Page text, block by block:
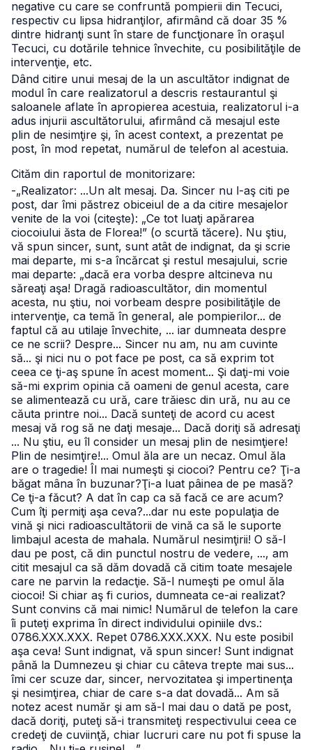
negative cu care se confruntă pompierii din Tecuci,
respectiv cu lipsa hidranţilor, afirmând că doar 35 %
dintre hidranţi sunt în stare de funcţionare în oraşul
Tecuci, cu dotările tehnice învechite, cu posibilităţile de
intervenţie, etc.
Dând citire unui mesaj de la un ascultător indignat de
modul în care realizatorul a descris restaurantul şi
saloanele aflate în apropierea acestuia, realizatorul i-a
adus injurii ascultătorului, afirmând că mesajul este
plin de nesimţire şi, în acest context, a prezentat pe
post, în mod repetat, numărul de telefon al acestuia.
Cităm din raportul de monitorizare:
-„Realizator: ...Un alt mesaj. Da. Sincer nu l-aş citi pe
post, dar îmi păstrez obiceiul de a da citire mesajelor
venite de la voi (citeşte): „Ce tot luaţi apărarea
ciocoiului ăsta de Florea!” (o scurtă tăcere). Nu ştiu,
vă spun sincer, sunt, sunt atât de indignat, da şi scrie
mai departe, mi s-a încărcat şi restul mesajului, scrie
mai departe: „dacă era vorba despre altcineva nu
săreaţi aşa! Dragă radioascultător, din momentul
acesta, nu ştiu, noi vorbeam despre posibilităţile de
intervenţie, ca temă în general, ale pompierilor... de
faptul că au utilaje învechite, ... iar dumneata despre
ce ne scrii? Despre... Sincer nu am, nu am cuvinte
să... şi nici nu o pot face pe post, ca să exprim tot
ceea ce ţi-aş spune în acest moment... Şi daţi-mi voie
să-mi exprim opinia că oameni de genul acesta, care
se alimentează cu ură, care trăiesc din ură, nu au ce
căuta printre noi... Dacă sunteţi de acord cu acest
mesaj vă rog să ne daţi mesaje... Dacă doriţi să adresaţi
... Nu ştiu, eu îl consider un mesaj plin de nesimţiere!
Plin de nesimţire!... Omul ăla are un necaz. Omul ăla
are o tragedie! Îl mai numeşti şi ciocoi? Pentru ce? Ţi-a
băgat mâna în buzunar?Ţi-a luat pâinea de pe masă?
Ce ţi-a făcut? A dat în cap ca să facă ce are acum?
Cum îţi permiţi aşa ceva?...dar nu este populaţia de
vină şi nici radioascultătorii de vină ca să le suporte
limbajul acesta de mahala. Numărul nesimţirii! O să-l
dau pe post, că din punctul nostru de vedere, ..., am
citit mesajul ca să dăm dovadă că citim toate mesajele
care ne parvin la redacţie. Să-l numeşti pe omul ăla
ciocoi! Si chiar aş fi curios, dumneata ce-ai realizat?
Sunt convins că mai nimic! Numărul de telefon la care
îi puteţi exprima în direct individului opiniile dvs.:
0786.XXX.XXX. Repet 0786.XXX.XXX. Nu este posibil
aşa ceva! Sunt indignat, vă spun sincer! Sunt indignat
până la Dumnezeu şi chiar cu câteva trepte mai sus...
îmi cer scuze dar, sincer, nervozitatea şi impertinenţa
şi nesimţirea, chiar de care s-a dat dovadă... Am să
notez acest număr şi am să-l mai dau o dată pe post,
dacă doriţi, puteţi să-i transmiteţi respectivului ceea ce
credeţi de cuviinţă, chiar lucruri care nu pot fi spuse la